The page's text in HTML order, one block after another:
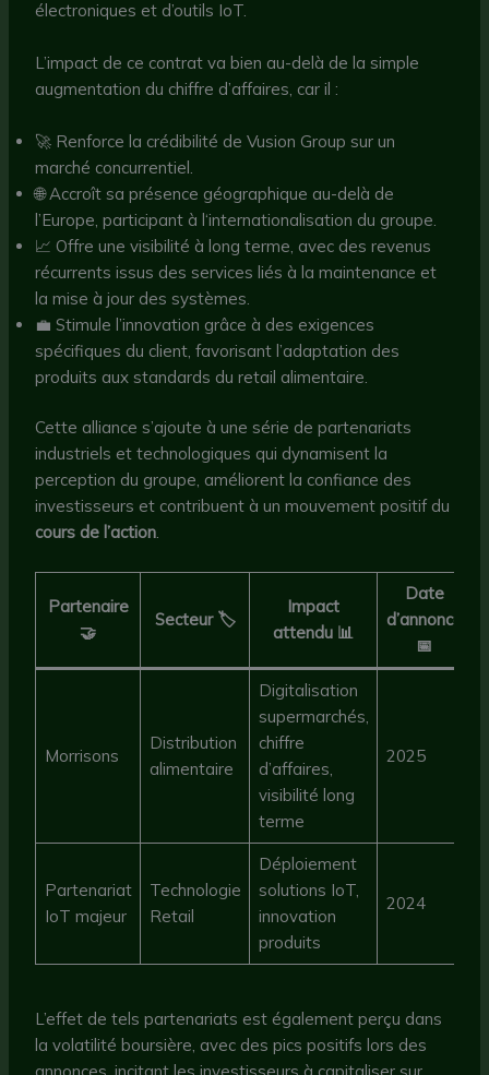
électroniques et d’outils IoT.
L’impact de ce contrat va bien au-delà de la simple
augmentation du chiffre d’affaires, car il :
🚀 Renforce la crédibilité de Vusion Group sur un
marché concurrentiel.
🌐 Accroît sa présence géographique au-delà de
l’Europe, participant à l‘internationalisation du groupe.
📈 Offre une visibilité à long terme, avec des revenus
récurrents issus des services liés à la maintenance et
la mise à jour des systèmes.
💼 Stimule l’innovation grâce à des exigences
spécifiques du client, favorisant l’adaptation des
produits aux standards du retail alimentaire.
Cette alliance s’ajoute à une série de partenariats
industriels et technologiques qui dynamisent la
perception du groupe, améliorent la confiance des
investisseurs et contribuent à un mouvement positif du
cours de l’action.
Partenaire
🤝
Secteur 🏷️
Impact
attendu 📊
Date
d’annonce
📅
Morrisons
Distribution
alimentaire
Digitalisation
supermarchés,
chiffre
d’affaires,
visibilité long
terme
2025
Partenariat
IoT majeur
Technologie
Retail
Déploiement
solutions IoT,
innovation
produits
2024
L’effet de tels partenariats est également perçu dans
la volatilité boursière, avec des pics positifs lors des